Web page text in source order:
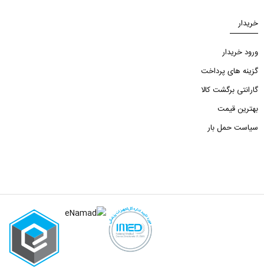
خریدار
ورود خریدار
گزینه های پرداخت
گارانتی برگشت کالا
بهترین قیمت
سیاست حمل بار